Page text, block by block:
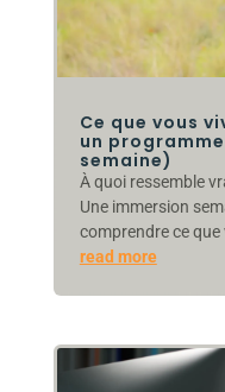
Ce que vous
un
semaine)
À quoi ressemble
Une immersion
comprendre ce
read more